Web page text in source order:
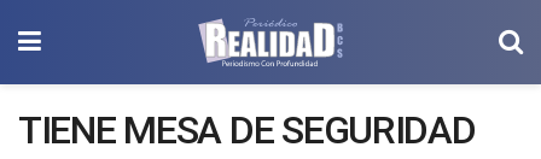
TIENE MESA DE SEGURIDAD